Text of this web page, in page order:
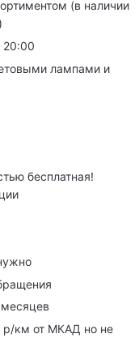
(в наличии
20:00
лампами и
бесплатная!
р/км от МКАД но не